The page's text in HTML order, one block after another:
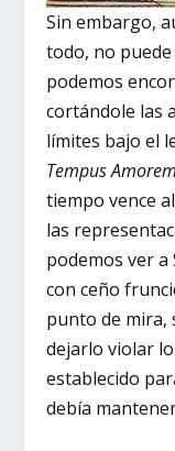
Sin embargo,
todo, no
podemos
cortándole las
límites bajo el
Tempus
tiempo vence
las
podemos ver
con ceño
punto de mira,
dejarlo violar
establecido
debía